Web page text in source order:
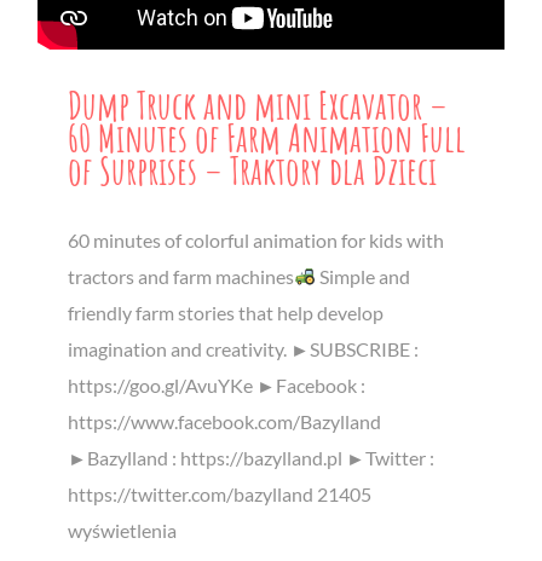
Dump Truck and mini Excavator –
60 Minutes of Farm Animation Full
of Surprises – Traktory dla Dzieci
60 minutes of colorful animation for kids with
tractors and farm machines
Simple and
friendly farm stories that help develop
imagination and creativity. ►SUBSCRIBE :
https://goo.gl/AvuYKe ►Facebook :
https://www.facebook.com/Bazylland
►Bazylland : https://bazylland.pl ►Twitter :
https://twitter.com/bazylland 21405
wyświetlenia